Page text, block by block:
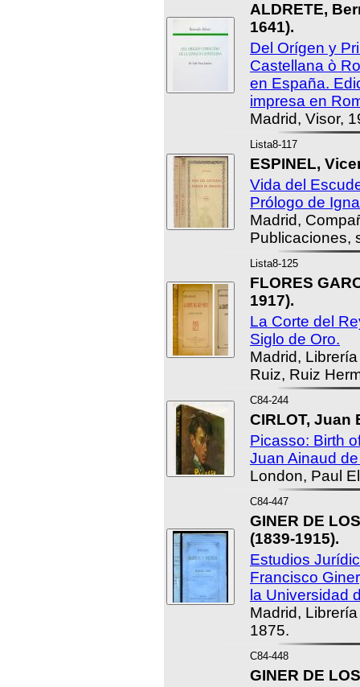
ALDRETE,
1641).
Del Orígen y
Castellana ò
en España.
impresa en
Madrid, Visor,
Lista8-117
ESPINEL,
Vida del
Prólogo de
Madrid,
Publicaciones,
Lista8-125
FLORES
1917).
La Corte del
Siglo de Oro.
Madrid,
Ruiz, Ruiz
C84-244
CIRLOT, Juan
Picasso: Birth
Juan Ainaud
London, Paul
C84-447
GINER DE
(1839-1915).
Estudios
Francisco
la Universidad
Madrid,
1875.
C84-448
GINER DE